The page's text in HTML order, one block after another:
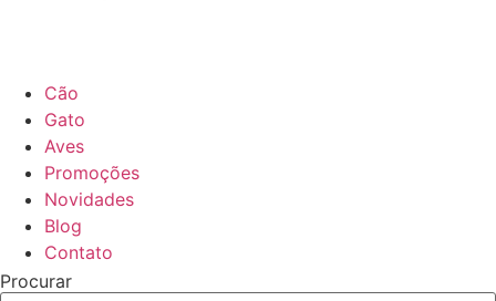
Cão
Gato
Aves
Promoções
Novidades
Blog
Contato
Procurar